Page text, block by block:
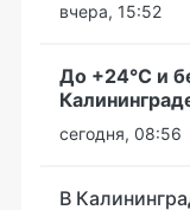
вчера, 15:52
До +24°С и
сегодня, 08:56
В